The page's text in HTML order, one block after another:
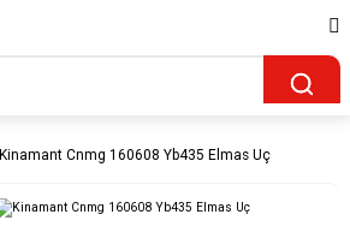
Kinamant Cnmg 160608 Yb435 Elmas Uç